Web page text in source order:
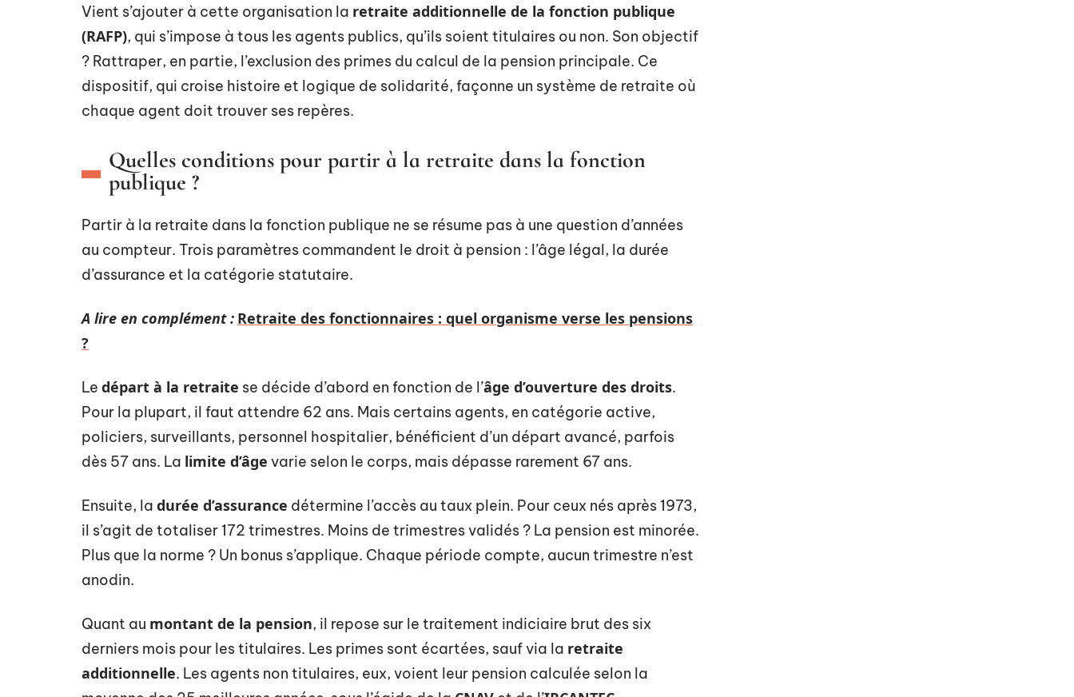
Vient s’ajouter à cette organisation la retraite additionnelle de la fonction publique
(RAFP), qui s’impose à tous les agents publics, qu’ils soient titulaires ou non. Son objectif
? Rattraper, en partie, l’exclusion des primes du calcul de la pension principale. Ce
dispositif, qui croise histoire et logique de solidarité, façonne un système de retraite où
chaque agent doit trouver ses repères.
Quelles conditions pour partir à la retraite dans la fonction
publique ?
Partir à la retraite dans la fonction publique ne se résume pas à une question d’années
au compteur. Trois paramètres commandent le droit à pension : l’âge légal, la durée
d’assurance et la catégorie statutaire.
A lire en complément : Retraite des fonctionnaires : quel organisme verse les pensions
?
Le départ à la retraite se décide d’abord en fonction de l’âge d’ouverture des droits.
Pour la plupart, il faut attendre 62 ans. Mais certains agents, en catégorie active,
policiers, surveillants, personnel hospitalier, bénéficient d’un départ avancé, parfois
dès 57 ans. La limite d’âge varie selon le corps, mais dépasse rarement 67 ans.
Ensuite, la durée d’assurance détermine l’accès au taux plein. Pour ceux nés après 1973,
il s’agit de totaliser 172 trimestres. Moins de trimestres validés ? La pension est minorée.
Plus que la norme ? Un bonus s’applique. Chaque période compte, aucun trimestre n’est
anodin.
Quant au montant de la pension, il repose sur le traitement indiciaire brut des six
derniers mois pour les titulaires. Les primes sont écartées, sauf via la retraite
additionnelle. Les agents non titulaires, eux, voient leur pension calculée selon la